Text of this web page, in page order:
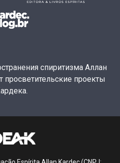
спиритизма Аллан
проекты